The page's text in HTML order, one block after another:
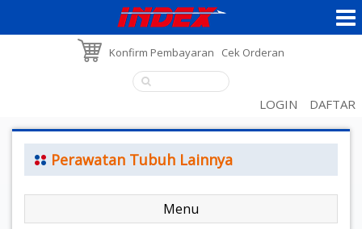
Konfirm Pembayaran Cek Orderan
LOGIN DAFTAR
Perawatan Tubuh Lainnya
Menu